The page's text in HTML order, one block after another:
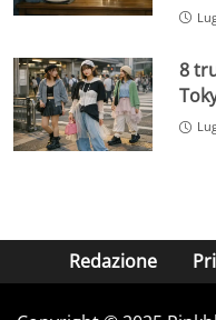
8
Redazione